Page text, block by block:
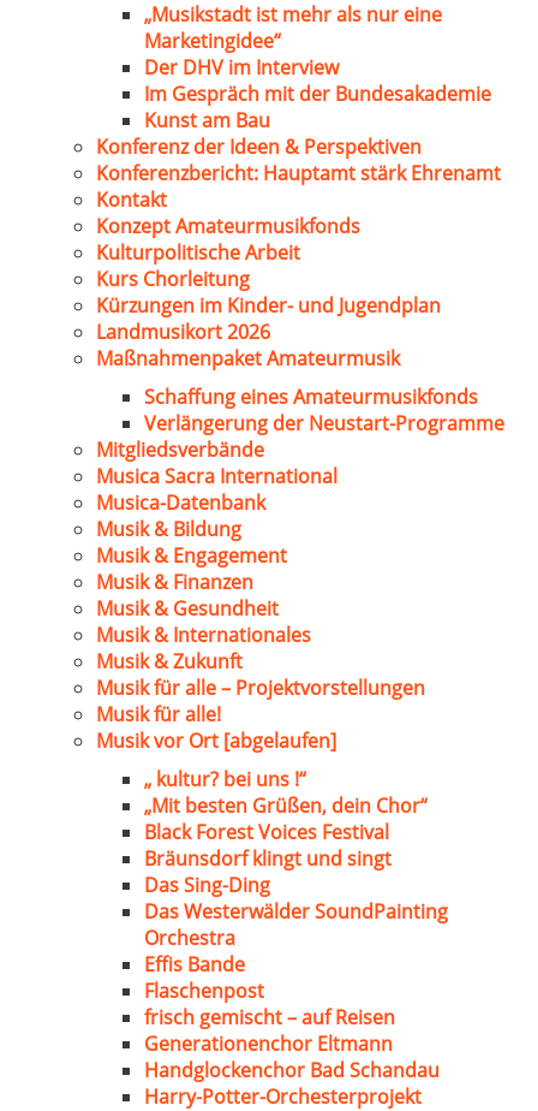
„Musikstadt ist mehr als nur eine
Marketingidee“
Der DHV im Interview
Im Gespräch mit der Bundesakademie
Kunst am Bau
Konferenz der Ideen & Perspektiven
Konferenzbericht: Hauptamt stärk Ehrenamt
Kontakt
Konzept Amateurmusikfonds
Kulturpolitische Arbeit
Kurs Chorleitung
Kürzungen im Kinder- und Jugendplan
Landmusikort 2026
Maßnahmenpaket Amateurmusik
Schaffung eines Amateurmusikfonds
Verlängerung der Neustart-Programme
Mitgliedsverbände
Musica Sacra International
Musica-Datenbank
Musik & Bildung
Musik & Engagement
Musik & Finanzen
Musik & Gesundheit
Musik & Internationales
Musik & Zukunft
Musik für alle – Projektvorstellungen
Musik für alle!
Musik vor Ort [abgelaufen]
„ kultur? bei uns !“
„Mit besten Grüßen, dein Chor“
Black Forest Voices Festival
Bräunsdorf klingt und singt
Das Sing-Ding
Das Westerwälder SoundPainting
Orchestra
Effis Bande
Flaschenpost
frisch gemischt – auf Reisen
Generationenchor Eltmann
Handglockenchor Bad Schandau
Harry-Potter-Orchesterprojekt